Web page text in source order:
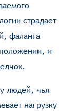
страдает
фаланга
и
у людей, чья
нагрузку